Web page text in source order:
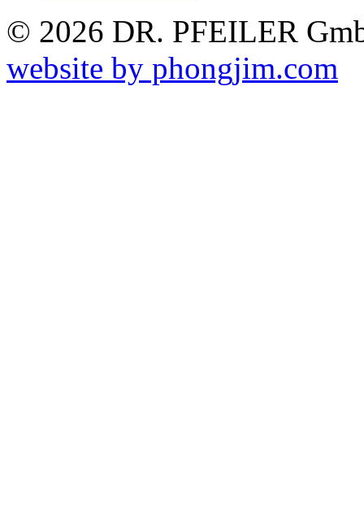
© 2026 DR. PFEILER
website by phongjim.com